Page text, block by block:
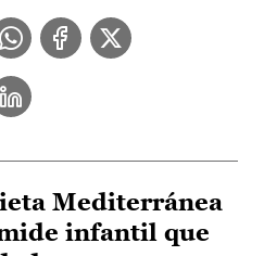
Mediterránea
infantil que